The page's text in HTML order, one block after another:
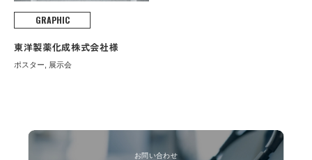
GRAPHIC
東洋製薬化成株式会社様
ポスター, 展示会
お問い合わせ